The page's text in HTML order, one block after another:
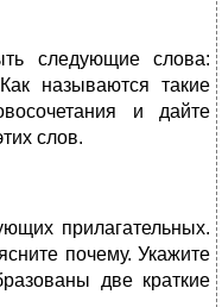
следующие слова:
называются такие
и дайте
слов.
прилагательных.
почему. Укажите
две краткие